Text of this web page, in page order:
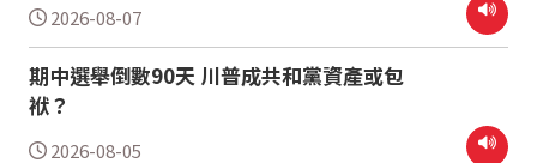
2026-08-07
期中選舉倒數90天 川普成共和黨資產或包
袱？
2026-08-05